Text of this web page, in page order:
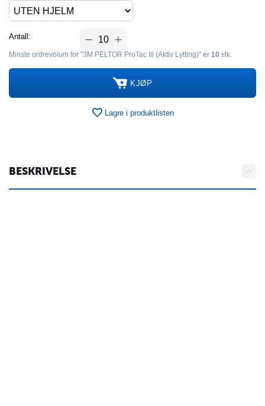
Antall: +
−
Minste ordrevolum for "3M PELTOR ProTac III (Aktiv Lytting)" er 10 stk.
KJØP
Lagre i produktlisten
BESKRIVELSE